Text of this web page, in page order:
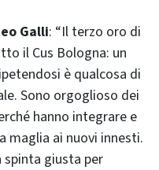
Galli: “Il terzo oro di
il Cus Bologna: un
è qualcosa di
Sono orgoglioso dei
hanno integrare e
maglia ai nuovi innesti.
spinta giusta per